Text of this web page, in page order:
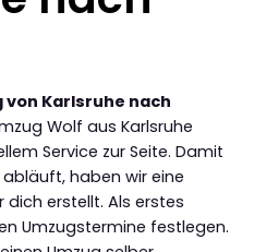
von Karlsruhe nach
Wolf aus Karlsruhe
Service zur Seite. Damit
haben wir eine
erstellt. Als erstes
Umzugstermine festlegen.